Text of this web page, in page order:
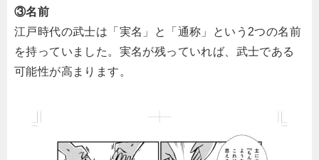
③名前
江戸時代の武士は「実名」と「通称」という2つの名前
を持っていました。実名が残っていれば、武士である
可能性が高まります。